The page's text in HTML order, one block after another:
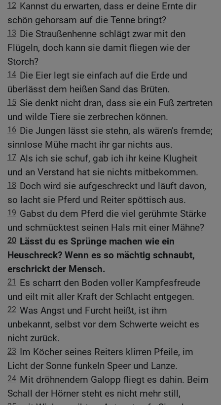
12 Kannst du erwarten, dass er deine Ernte dir
schön gehorsam auf die Tenne bringt?
13 Die Straußenhenne schlägt zwar mit den
Flügeln, doch kann sie damit fliegen wie der
Storch?
14 Die Eier legt sie einfach auf die Erde und
überlässt dem heißen Sand das Brüten.
15 Sie denkt nicht dran, dass sie ein Fuß zertreten
und wilde Tiere sie zerbrechen können.
16 Die Jungen lässt sie stehn, als wären’s fremde;
sinnlose Mühe macht ihr gar nichts aus.
17 Als ich sie schuf, gab ich ihr keine Klugheit
und an Verstand hat sie nichts mitbekommen.
18 Doch wird sie aufgeschreckt und läuft davon,
so lacht sie Pferd und Reiter spöttisch aus.
19 Gabst du dem Pferd die viel gerühmte Stärke
und schmücktest seinen Hals mit einer Mähne?
20 Lässt du es Sprünge machen wie ein
Heuschreck? Wenn es so mächtig schnaubt,
erschrickt der Mensch.
21 Es scharrt den Boden voller Kampfesfreude
und eilt mit aller Kraft der Schlacht entgegen.
22 Was Angst und Furcht heißt, ist ihm
unbekannt, selbst vor dem Schwerte weicht es
nicht zurück.
23 Im Köcher seines Reiters klirren Pfeile, im
Licht der Sonne funkeln Speer und Lanze.
24 Mit dröhnendem Galopp fliegt es dahin. Beim
Schall der Hörner steht es nicht mehr still,